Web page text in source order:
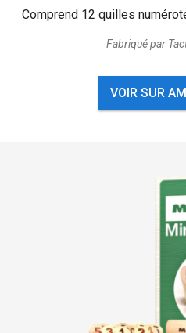
Comprend 12 quilles
Fabriqué par
VOIR SUR